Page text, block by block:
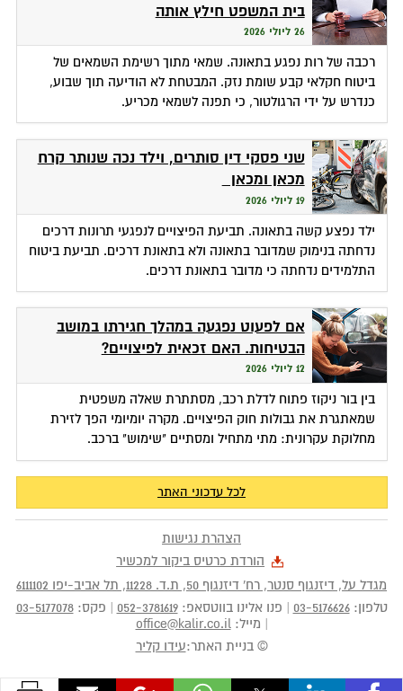
בית המשפט חילץ אותה
26 ליולי 2026
רכבה של רות נפגע בתאונה. שמאי מתוך רשימת השמאים של
ביטוח חקלאי קבע שומת נזק. המבטחת לא הודיעה תוך שבוע,
כנדרש על ידי הרגולטור, כי תפנה לשמאי מכריע.
שני פסקי דין סותרים, וילד נכה שנותר קרח
מכאן ומכאן
19 ליולי 2026
ילד נפצע קשה בתאונה. תביעת הפיצויים לנפגעי תרונות דרכים
נדחתה בנימוק שמדובר בתאונה ולא בתאונת דרכים. תביעת ביטוח
התלמידים נדחתה כי מדובר בתאונת דרכים.
אם לפעוט נפגעה במהלך חגירתו במושב
הבטיחות. האם זכאית לפיצויים?
12 ליולי 2026
בין בור ניקוז פתוח לדלת רכב, מסתתרת שאלה משפטית
שמאתגרת את גבולות חוק הפיצויים. מקרה יומיומי הפך לזירת
מחלוקת עקרונית: מתי מתחיל ומסתיים "שימוש" ברכב.
לכל עדכוני האתר
הצהרת נגישות
הורדת כרטיס ביקור למכשיר
מגדל על, דיזנגוף סנטר, רח' דיזנגוף 50
, ת.ד. 11228
, תל אביב-יפו 6111102
טלפון:03-5176626 פנו אלינו בווטסאפ:052-3781619 פקס:03-5177078
מייל:office@kalir.co.il
© בניית האתר:עידו קליר